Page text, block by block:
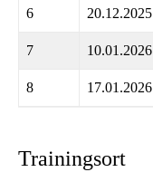
6 20.12.2025
7 10.01.2026
8 17.01.2026
Trainingsort